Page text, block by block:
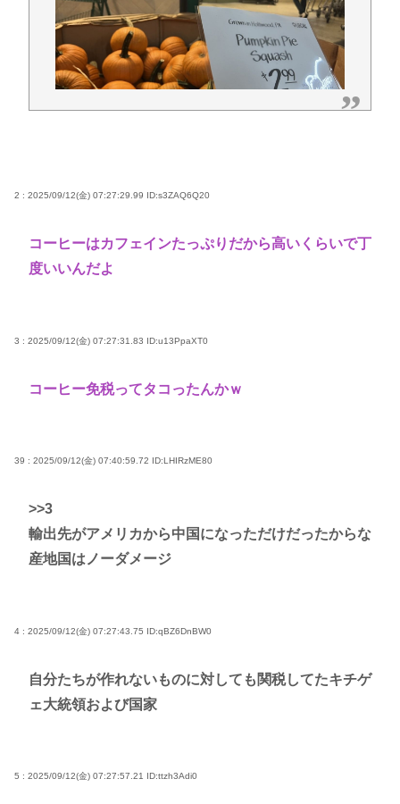
2 : 2025/09/12(金) 07:27:29.99 ID:s3ZAQ6Q20
コーヒーはカフェインたっぷりだから高いくらいで丁
度いいんだよ
3 : 2025/09/12(金) 07:27:31.83 ID:u13PpaXT0
コーヒー免税ってタコったんかｗ
39 : 2025/09/12(金) 07:40:59.72 ID:LHIRzME80
>>3
輸出先がアメリカから中国になっただけだったからな
産地国はノーダメージ
4 : 2025/09/12(金) 07:27:43.75 ID:qBZ6DnBW0
自分たちが作れないものに対しても関税してたキチゲ
ェ大統領および国家
5 : 2025/09/12(金) 07:27:57.21 ID:ttzh3Adi0